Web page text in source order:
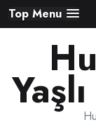
Skip
to
Top Menu